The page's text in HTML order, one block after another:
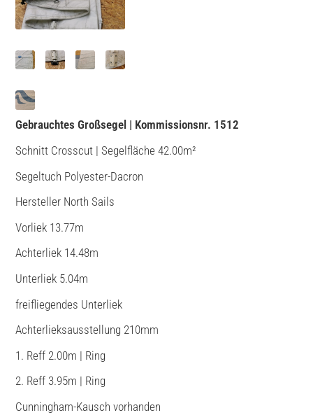
Gebrauchtes Großsegel | Kommissionsnr. 1512
Schnitt Crosscut | Segelfläche 42.00m²
Segeltuch Polyester-Dacron
Hersteller North Sails
Vorliek 13.77m
Achterliek 14.48m
Unterliek 5.04m
freifliegendes Unterliek
Achterlieksausstellung 210mm
1. Reff 2.00m | Ring
2. Reff 3.95m | Ring
Cunningham-Kausch vorhanden